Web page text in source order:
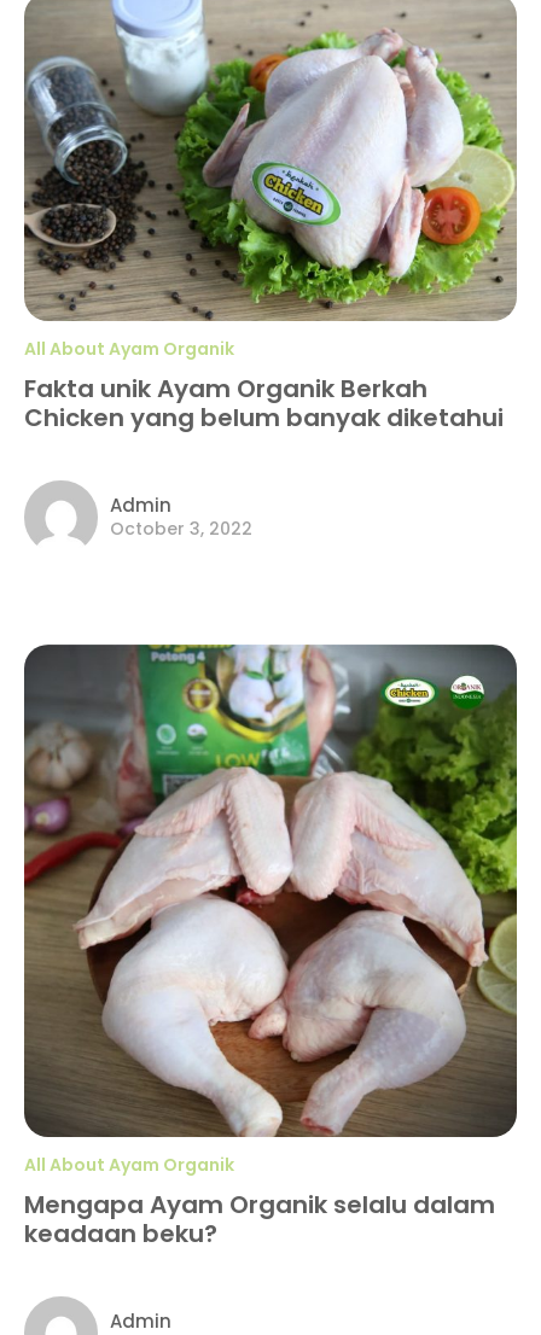
All About Ayam Organik
Fakta unik Ayam Organik Berkah
Chicken yang belum banyak diketahui
Admin
October 3, 2022
All About Ayam Organik
Mengapa Ayam Organik selalu dalam
keadaan beku?
Admin